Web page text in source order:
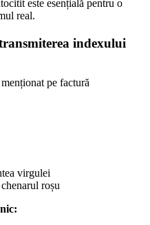
este esențială pentru o
real.
indexului
pe factură
virgulei
roșu